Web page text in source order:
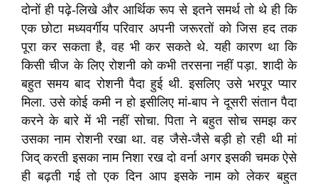
दोनों ही पढ़े-लिखे और आर्थिक रूप से इतने समर्थ तो थे ही कि
एक छोटा मध्यवर्गीय परिवार अपनी जरूरतों को जिस हद तक
पूरा कर सकता है, वह भी कर सकते थे. यही कारण था कि
किसी चीज के लिए रोशनी को कभी तरसना नहीं पड़ा. शादी के
बहुत समय बाद रोशनी पैदा हुई थी. इसलिए उसे भरपूर प्यार
मिला. उसे कोई कमी न हो इसीलिए मां-बाप ने दूसरी संतान पैदा
करने के बारे में भी नहीं सोचा. पिता ने बहुत सोच समझ कर
उसका नाम रोशनी रखा था. वह जैसे-जैसे बड़ी हो रही थी मां
जिद् करती इसका नाम निशा रख दो वर्ना अगर इसकी चमक ऐसे
ही बढ़ती गई तो एक दिन आप इसके नाम को लेकर बहुत